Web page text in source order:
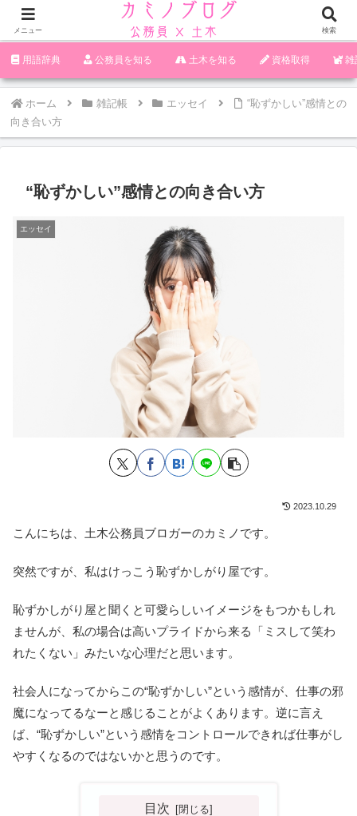
‪︎‬‪︎︎︎︎︎用語辞典 ‪︎‬‪︎︎︎︎︎公務員を知る 土木を知る 資格取得 雑
ホーム 雑記帳 エッセイ
“恥ずかしい”感情との
向き合い方
“恥ずかしい”感情との向き合い方
エッセイ
2023.10.29
こんにちは、土木公務員ブロガーのカミノです。
突然ですが、私はけっこう恥ずかしがり屋です。
恥ずかしがり屋と聞くと可愛らしいイメージをもつかもしれ
ませんが、私の場合は高いプライドから来る「ミスして笑わ
れたくない」みたいな心理だと思います。
社会人になってからこの“恥ずかしい”という感情が、仕事の邪
魔になってるなーと感じることがよくあります。逆に言え
ば、“恥ずかしい”という感情をコントロールできれば仕事がし
やすくなるのではないかと思うのです。
目次
メニュー 検索